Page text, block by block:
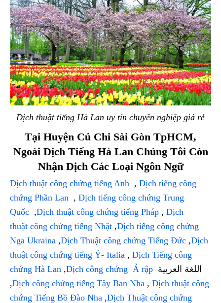
Dịch thuật tiếng Hà Lan uy tín chuyên nghiệp giá rẻ
Tại Huyện Củ Chi Sài Gòn TpHCM,
Ngoài Dịch Tiếng Hà Lan Chúng Tôi Còn
Nhận Dịch Các Loại Ngôn Ngữ
Dịch thuật công chứng tiếng Anh , Dịch tiếng công
chứng Phần Lan , Dịch tiếng công chứng Trung
Quốc ,Dịch thuật công chứng tiếng Pháp , Dịch
thuật công chứng tiếng Nhật ,Dịch tiếng công chứng
Nga Ukraina ,Dịch Thuật công chứng Tiếng Đức ,Dịch
thuật công chứng tiếng Ý- Italia , Dịch Tiếng công
chứng Hà Lan ,Dịch công chứng Ả rập
,Dịch công chứng tiếng Tây Ban Nha , Dịch thuật công
chứng Tiếng Bồ Đào Nha ,Dịch Thuật công chứng